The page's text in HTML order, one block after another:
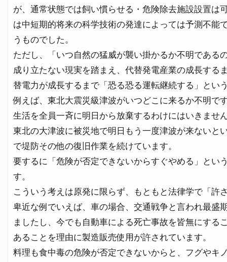
が、通常状態では飼い慣らせる・危険除去施設設置は
は中短期的将来の科学技術の発達によっては予測不
うものでした。
ただし、「いつ自然の猛威が襲い掛かるか不明である
成り立たない現実を踏まえ、代替発電産業の成長する
替電力が成長するまで「恐る恐る運転継続する」とい
例えば、東北大震災級津波がいつどこに来るか不明で
生活を全員一斉に明日から放棄するわけにはいきませ
東北の大津波に被災地で明日もう一度津波が来ないと
で堤防その他の復旧作業を続けています。
要するに「危険が否定できないからすぐやめる」とい
す。
こういう考えは原発に限らず、もともと法律学で「許
卑近な例でいえば、車の場合、交通戦争と言われ最盛
ましたし、今でも自動車による死亡事故を皆無にする
あることを理由に製造販売使用が許されています。
料理も食中毒の危険が否定できないからと、フグやキ